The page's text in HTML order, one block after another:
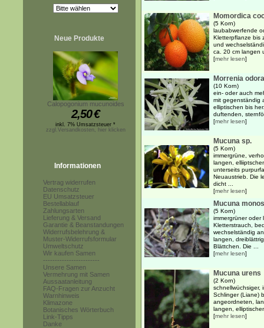
Neue Produkte
Calopogonium mucunoides
2,50€
inkl. 7% Umsatzsteuer *
zzgl.Versandkosten, hier klicken
Informationen
Vertrag widerrufen
Datenschutz
EU Umsatzsteuer
Bestellablauf
Zahlungsarten
Lieferung & Versand
Garantie & Beanstandungen
Widerrufsbelehrung &
Muster-Widerrufsformular
Umweltschutz
Wir kaufen Samen
------------------------
Unsere Samen
Vermehrung mit Samen
Aussaatanleitung
FAQ-Fragen zur Anzucht
Warnhinweis
Klimazone
Botanisches Wörterbuch
Link-Tipps
Danke
Momordica
(5 Korn)
laubabwerfende
Kletterpflanze bis
und
ca. 20 cm langen
[mehr lesen]
Morrenia
(10 Korn)
ein- oder auch
mit gegenständig
elliptischen bis
duftenden,
[mehr lesen]
Mucuna sp.
(5 Korn)
immergrüne,
langen,
unterseits
Neuaustrieb. Die
dicht ...
[mehr lesen]
Mucuna
(5 Korn)
immergrüner oder
Kletterstrauch,
wechselständig
langen,
Blättchen. Die ...
[mehr lesen]
Mucuna urens
(2 Korn)
schnellwüchsiger,
Schlinger (Liane)
angeordneten,
langen,
[mehr lesen]